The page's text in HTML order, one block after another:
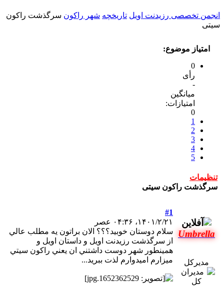
انجمن تخصصی رزیدنت اویل تاریخچه شهر راكون سرگذشت راكون
سيتی
امتیاز موضوع:
0
رأی
-
میانگین
امتیازات:
0
1
2
3
4
5
تنظیمات
سرگذشت راكون سيتی
Umbrella
مدیرکل
#1
۱۴۰۱/۲/۲۱، ۰۴:۳۶ عصر
سلام دوستان خوبيد؟؟؟ الان براتون يه مطلب عالي
از سرگذشت رزيدنت اويل و داستان اويل و
همينطور شهر دوست داشتني ان يعني راكون سيتي
ميزارم اميدوارم لذت ببريد...